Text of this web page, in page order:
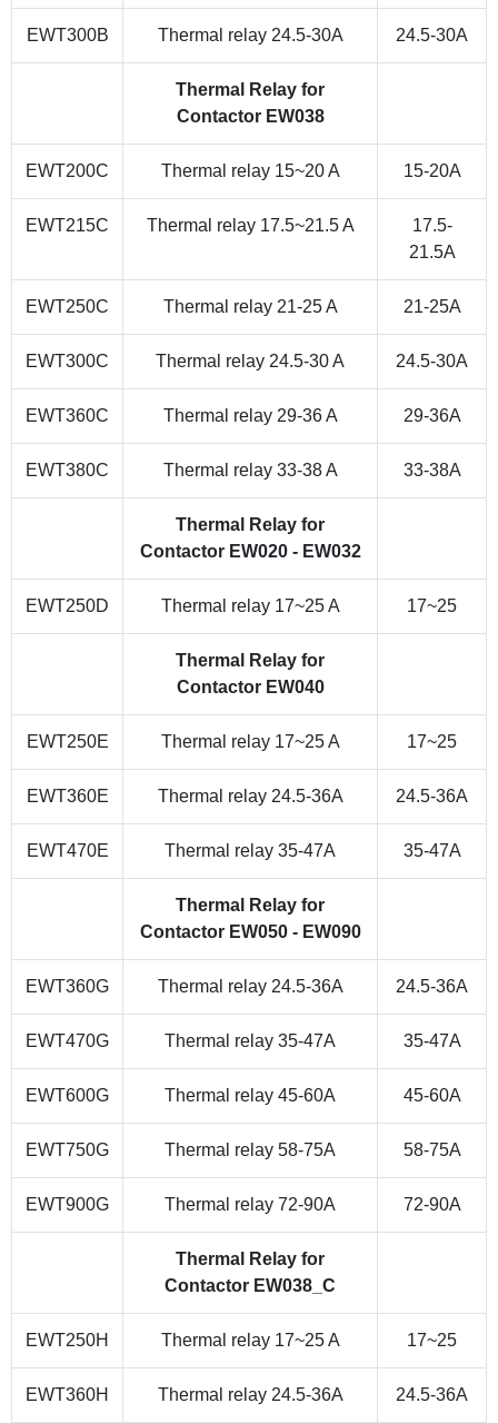
EWT300B Thermal relay 24.5-30A 24.5-30A
Thermal Relay for
Contactor EW038
EWT200C Thermal relay 15~20 A 15-20A
EWT215C Thermal relay 17.5~21.5 A
17.5-
21.5A
EWT250C Thermal relay 21-25 A 21-25A
EWT300C Thermal relay 24.5-30 A 24.5-30A
EWT360C Thermal relay 29-36 A 29-36A
EWT380C Thermal relay 33-38 A 33-38A
Thermal Relay for
Contactor EW020 - EW032
EWT250D Thermal relay 17~25 A 17~25
Thermal Relay for
Contactor EW040
EWT250E Thermal relay 17~25 A 17~25
EWT360E Thermal relay 24.5-36A 24.5-36A
EWT470E Thermal relay 35-47A 35-47A
Thermal Relay for
Contactor EW050 - EW090
EWT360G Thermal relay 24.5-36A 24.5-36A
EWT470G Thermal relay 35-47A 35-47A
EWT600G Thermal relay 45-60A 45-60A
EWT750G Thermal relay 58-75A 58-75A
EWT900G Thermal relay 72-90A 72-90A
Thermal Relay for
Contactor EW038_C
EWT250H Thermal relay 17~25 A 17~25
EWT360H Thermal relay 24.5-36A 24.5-36A